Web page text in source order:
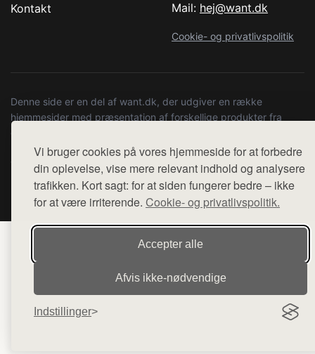
Vi bruger cookies på vores hjemmeside for at forbedre
din oplevelse, vise mere relevant indhold og analysere
trafikken. Kort sagt: for at siden fungerer bedre – ikke
for at være irriterende. Cookie- og privatlivspolitik.
Accepter alle
Afvis ikke‑nødvendige
Indstillinger
Kontakt
Mail: hej@want.dk
Cookie- og privatlivspolitik
Denne side er en del af want.dk, der udgiver en række
hjemmesider med præsentation af forskellige produkter fra
diverse webshops. Der sælges ikke varer fra denne side - vi
henviser til de shops, som sælger varen. Vi har heller ikke
varerne på lager.
© 2026 kulturstationenlive.dk. Alle rettigheder forbeholdes.